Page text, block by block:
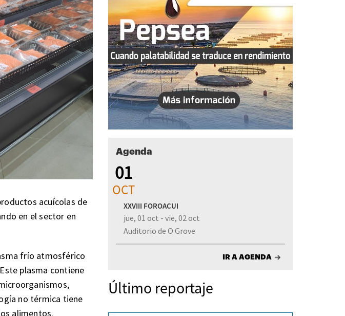
acuícolas de
en el sector en
frío atmosférico
plasma contiene
no térmica tiene
alimentos.
Agenda
01
OCT
XXVIII FOROACUI
jue, 01 oct - vie, 02 oct
Auditorio de O Grove
IR A AGENDA
Último reportaje